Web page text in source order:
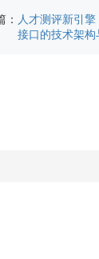
：
人才测评新引
接口的技术架构